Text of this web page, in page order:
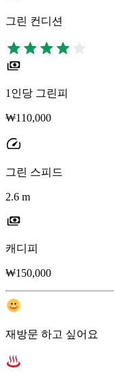
그린 컨디션
1인당 그린피
₩110,000
그린 스피드
2.6 m
캐디피
₩150,000
재방문 하고 싶어요